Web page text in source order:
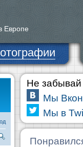
Европе
Не забывай
Мы
Мы в